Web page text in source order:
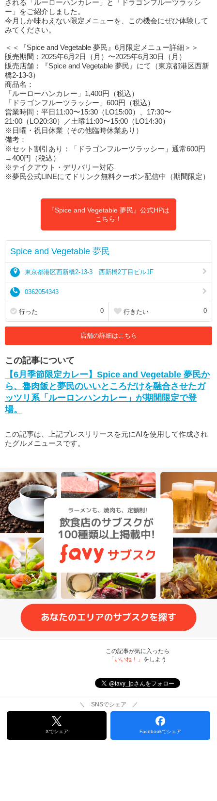
される「ルーローハンカレー」と「ドラゴンフルーツラッシ
ー」をご紹介しました。
今月しか味わえない限定メニューを、この機会にぜひ体験して
みてください。
＜＜『Spice and Vegetable 夢民』6月限定メニュー詳細＞＞
販売期間：2025年6月2日（月）〜2025年6月30日（月）
販売店舗：『Spice and Vegetable 夢民』にて（東京都港区西新
橋2-13-3）
商品名：
「ルーローハンカレー」1,400円（税込）
「ドラゴンフルーツラッシー」600円（税込）
営業時間：平日11:00〜15:30（LO15:00）、17:30〜
21:00（LO20:30）／土曜11:00〜15:00（LO14:30）
※日曜・祝日休業（その他臨時休業あり）
備考：
※セット割引あり：「ドラゴンフルーツラッシー」通常600円
→400円（税込）
※テイクアウト・デリバリー対応
※夢民公式LINEにてドリンク無料クーポン配信中（期間限定）
『Spice and Vegetable 夢⺠』公式HPは
こちら！
Spice and Vegetable 夢⺠
東京都港区西新橋2-13-3 ⻄新橋2丁⽬ビル1F
0362054343
行った 0 行きたい 0
店舗の詳細はこちら
この記事について
【6月季節限定カレー】Spice and Vegetable 夢民か
ら、魯肉飯と夢民のいいところだけを融合させたガ
ッツリ系「ルーロンハンカレー」が期間限定で登
場。
この記事は、上記プレスリリースを元にAIを使用して作成され
たグルメニュースです。
この記事が気に入ったら
「いいね！」 をしよう
＼ SNSでシェア ／
Xでシェア Facebookでシェア